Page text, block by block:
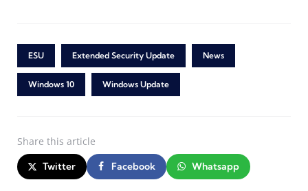
ESU Extended Security Update News
Windows 10 Windows Update
Share this article
Twitter Facebook Whatsapp